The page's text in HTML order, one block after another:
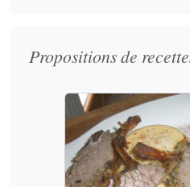
Propositions de